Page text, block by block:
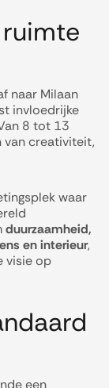
naar Milaan
invloedrijke
8 tot 13
van creativiteit,
waar
duurzaamheid,
en interieur,
visie op
een